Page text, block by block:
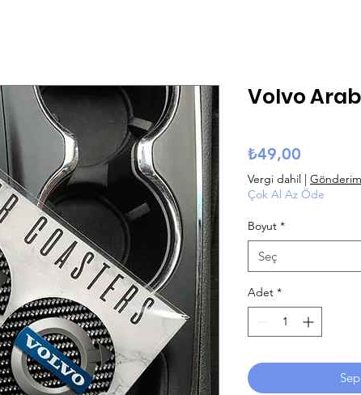
Volvo
₺49,00
Vergi dahil |
Çok Al Az Öde
Boyut *
Seç
Adet *